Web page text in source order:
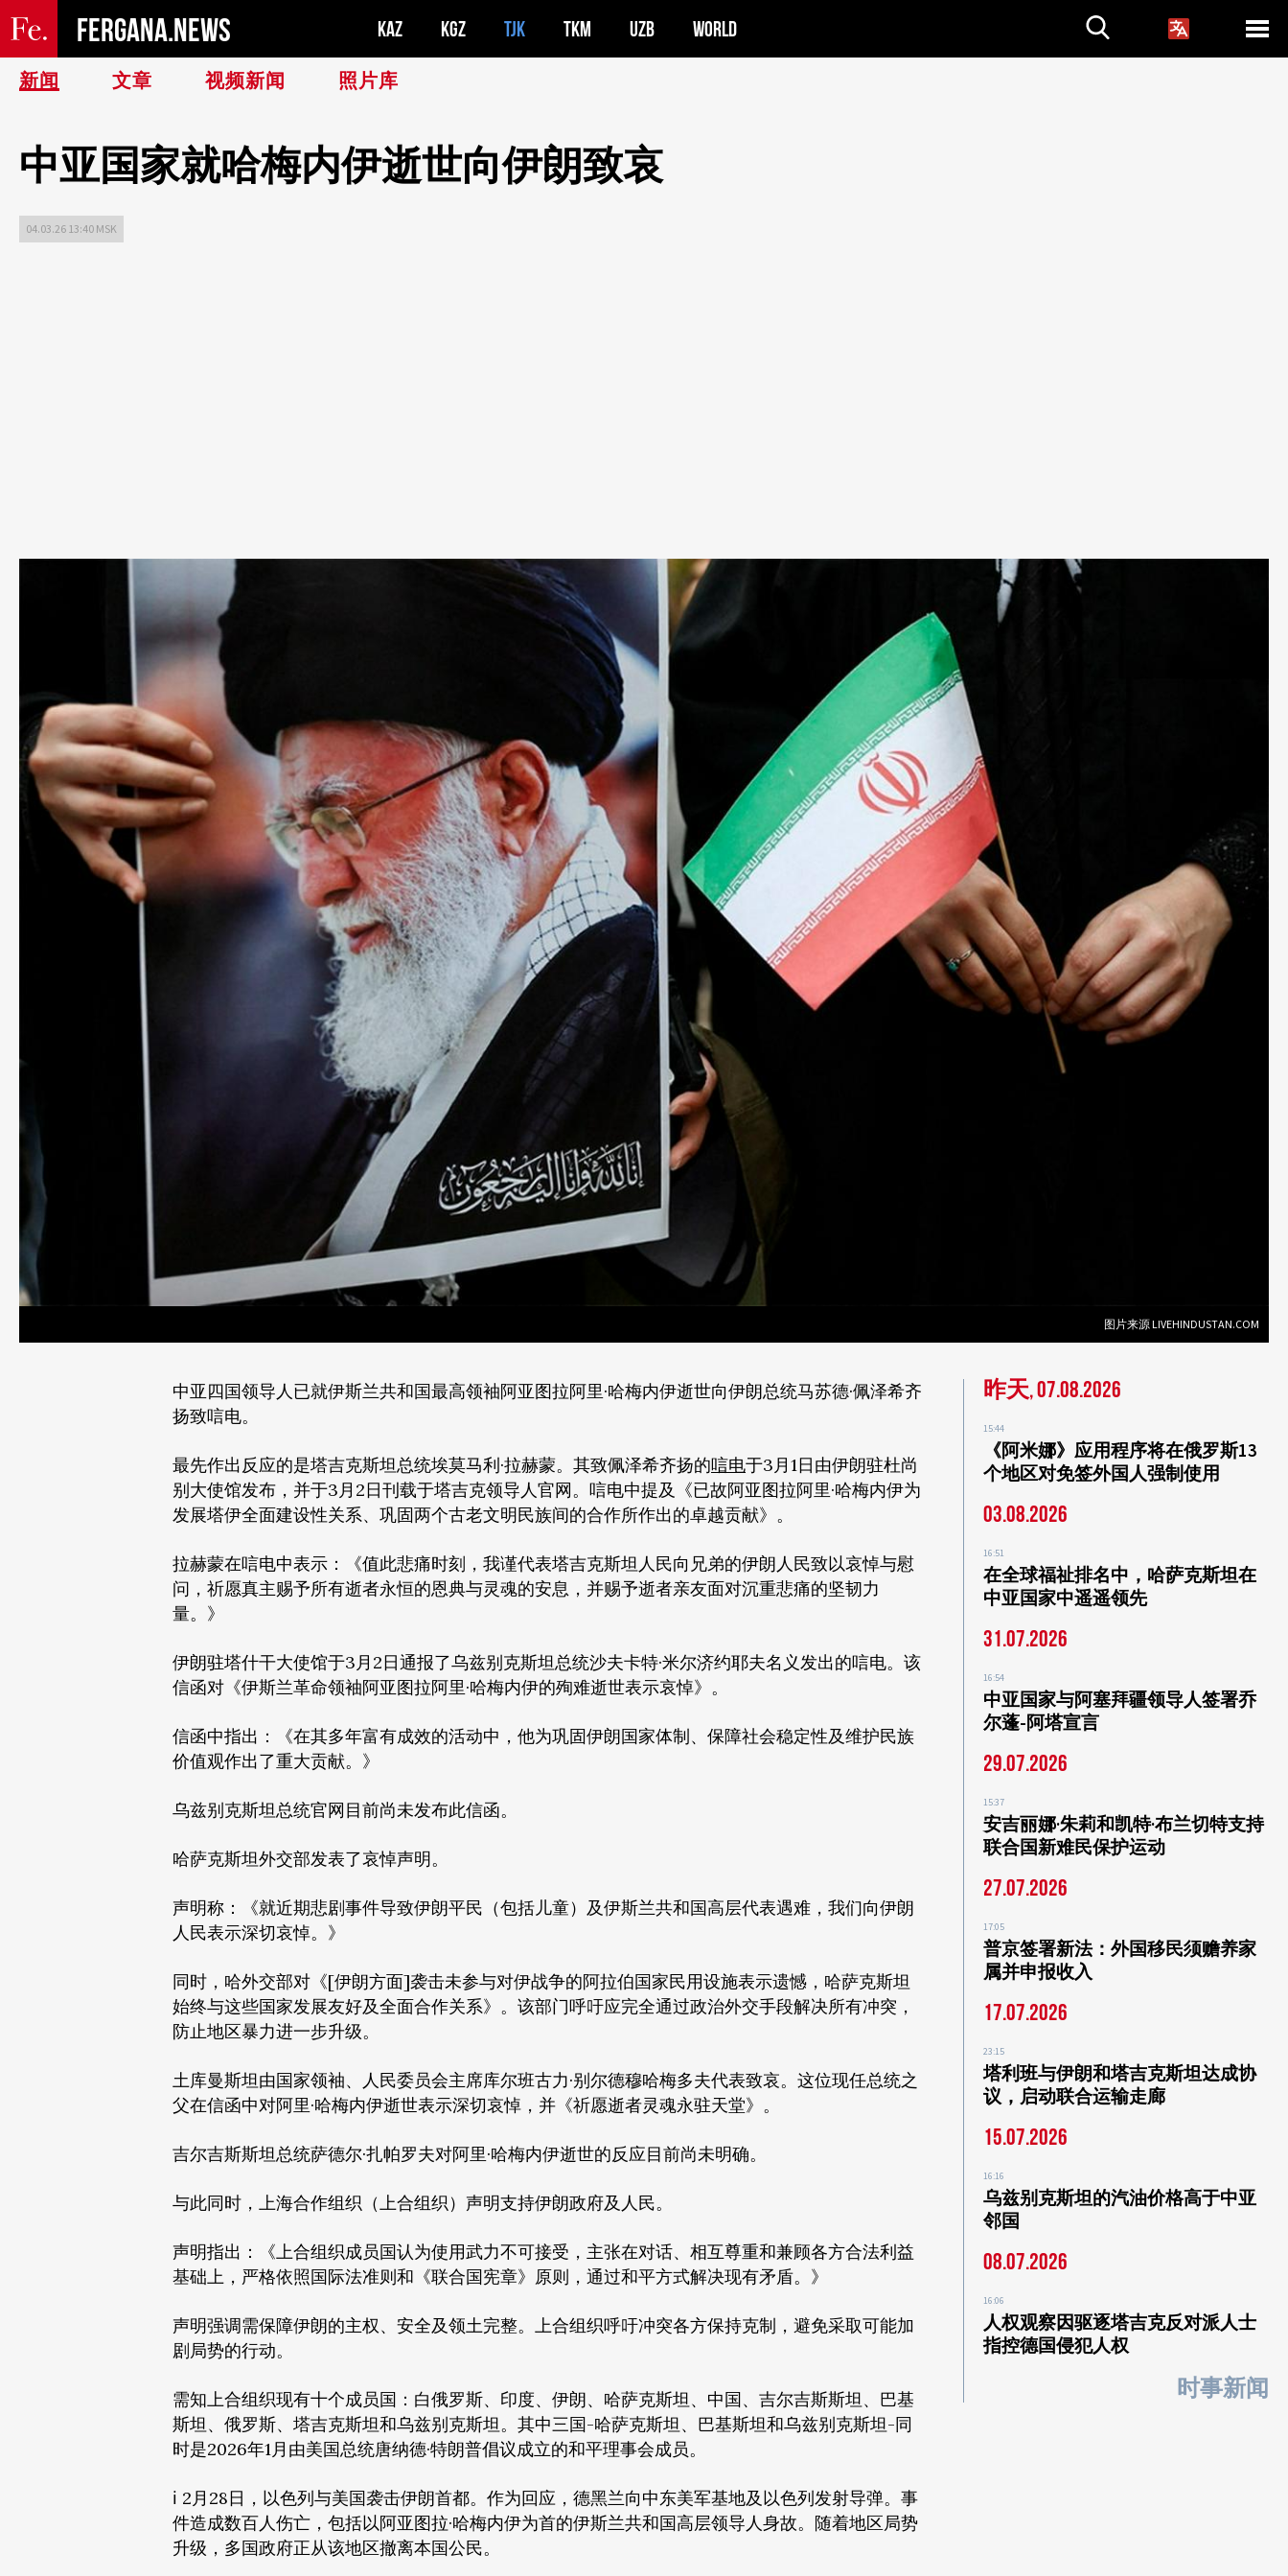
FERGANA.NEWS KAZ KGZ TJK TKM UZB WORLD
新闻 文章 视频新闻 照片库
中亚国家就哈梅内伊逝世向伊朗致哀
04.03.26 13:40 MSK
图片来源 LIVEHINDUSTAN.COM
中亚四国领导人已就伊斯兰共和国最高领袖阿亚图拉阿里·哈梅内伊逝世向伊朗总统马苏德·佩泽希齐
扬致唁电。
最先作出反应的是塔吉克斯坦总统埃莫马利·拉赫蒙。其致佩泽希齐扬的唁电于3月1日由伊朗驻杜尚
别大使馆发布，并于3月2日刊载于塔吉克领导人官网。唁电中提及《已故阿亚图拉阿里·哈梅内伊为
发展塔伊全面建设性关系、巩固两个古老文明民族间的合作所作出的卓越贡献》。
拉赫蒙在唁电中表示：《值此悲痛时刻，我谨代表塔吉克斯坦人民向兄弟的伊朗人民致以哀悼与慰
问，祈愿真主赐予所有逝者永恒的恩典与灵魂的安息，并赐予逝者亲友面对沉重悲痛的坚韧力
量。》
伊朗驻塔什干大使馆于3月2日通报了乌兹别克斯坦总统沙夫卡特·米尔济约耶夫名义发出的唁电。该
信函对《伊斯兰革命领袖阿亚图拉阿里·哈梅内伊的殉难逝世表示哀悼》。
信函中指出：《在其多年富有成效的活动中，他为巩固伊朗国家体制、保障社会稳定性及维护民族
价值观作出了重大贡献。》
乌兹别克斯坦总统官网目前尚未发布此信函。
哈萨克斯坦外交部发表了哀悼声明。
声明称：《就近期悲剧事件导致伊朗平民（包括儿童）及伊斯兰共和国高层代表遇难，我们向伊朗
人民表示深切哀悼。》
同时，哈外交部对《[伊朗方面]袭击未参与对伊战争的阿拉伯国家民用设施表示遗憾，哈萨克斯坦
始终与这些国家发展友好及全面合作关系》。该部门呼吁应完全通过政治外交手段解决所有冲突，
防止地区暴力进一步升级。
土库曼斯坦由国家领袖、人民委员会主席库尔班古力·别尔德穆哈梅多夫代表致哀。这位现任总统之
父在信函中对阿里·哈梅内伊逝世表示深切哀悼，并《祈愿逝者灵魂永驻天堂》。
吉尔吉斯斯坦总统萨德尔·扎帕罗夫对阿里·哈梅内伊逝世的反应目前尚未明确。
与此同时，上海合作组织（上合组织）声明支持伊朗政府及人民。
声明指出：《上合组织成员国认为使用武力不可接受，主张在对话、相互尊重和兼顾各方合法利益
基础上，严格依照国际法准则和《联合国宪章》原则，通过和平方式解决现有矛盾。》
声明强调需保障伊朗的主权、安全及领土完整。上合组织呼吁冲突各方保持克制，避免采取可能加
剧局势的行动。
需知上合组织现有十个成员国：白俄罗斯、印度、伊朗、哈萨克斯坦、中国、吉尔吉斯斯坦、巴基
斯坦、俄罗斯、塔吉克斯坦和乌兹别克斯坦。其中三国-哈萨克斯坦、巴基斯坦和乌兹别克斯坦-同
时是2026年1月由美国总统唐纳德·特朗普倡议成立的和平理事会成员。
ℹ️ 2月28日，以色列与美国袭击伊朗首都。作为回应，德黑兰向中东美军基地及以色列发射导弹。事
件造成数百人伤亡，包括以阿亚图拉·哈梅内伊为首的伊斯兰共和国高层领导人身故。随着地区局势
升级，多国政府正从该地区撤离本国公民。
昨天, 07.08.2026
15:44
《阿米娜》应用程序将在俄罗斯13
个地区对免签外国人强制使用
03.08.2026
16:51
在全球福祉排名中，哈萨克斯坦在
中亚国家中遥遥领先
31.07.2026
16:54
中亚国家与阿塞拜疆领导人签署乔
尔蓬-阿塔宣言
29.07.2026
15:37
安吉丽娜·朱莉和凯特·布兰切特支持
联合国新难民保护运动
27.07.2026
17:05
普京签署新法：外国移民须赡养家
属并申报收入
17.07.2026
23:15
塔利班与伊朗和塔吉克斯坦达成协
议，启动联合运输走廊
15.07.2026
16:16
乌兹别克斯坦的汽油价格高于中亚
邻国
08.07.2026
16:06
人权观察因驱逐塔吉克反对派人士
指控德国侵犯人权
时事新闻